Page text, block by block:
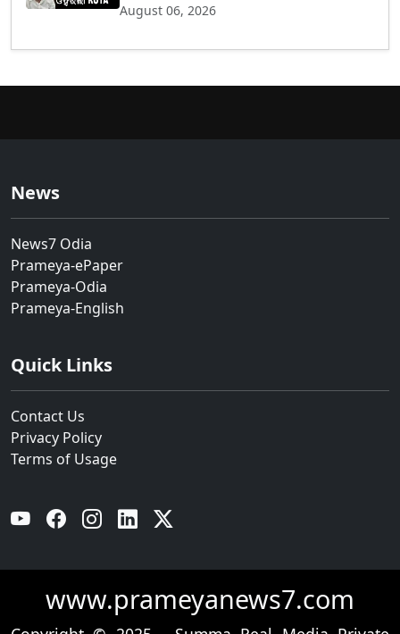
August 06, 2026
News
News7 Odia
Prameya-ePaper
Prameya-Odia
Prameya-English
Quick Links
Contact Us
Privacy Policy
Terms of Usage
YouTube Facebook Instagram Linkedin
www.prameyanews7.com